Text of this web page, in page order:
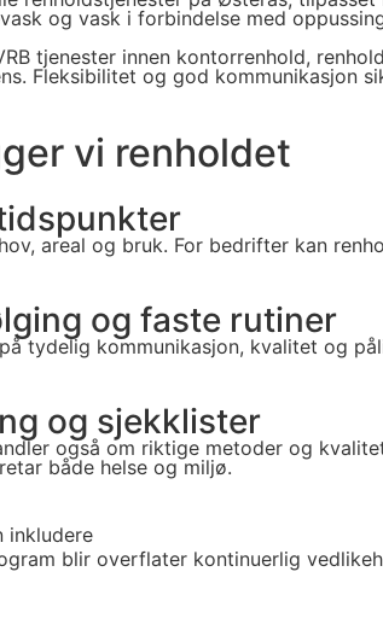
og vask i forbindelse med
tjenester innen kontorrenhold,
Fleksibilitet og god kommunikasjon
vi renholdet
areal og bruk. For bedrifter kan
og faste rutiner
tydelig kommunikasjon, kvalitet og
og sjekklister
også om riktige metoder og
både helse og miljø.
inkludere
blir overflater kontinuerlig